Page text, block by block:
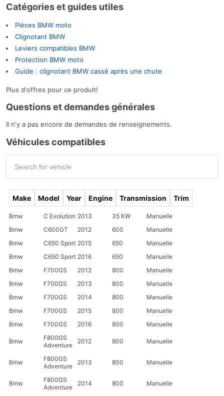
Catégories et guides utiles
Pièces BMW moto
Clignotant BMW
Leviers compatibles BMW
Protection BMW moto
Guide : clignotant BMW cassé après une chute
Plus d'offres pour ce produit!
Questions et demandes générales
Il n'y a pas encore de demandes de renseignements.
Véhicules compatibles
Make Model Year Engine Transmission Trim
Bmw C Evolution 2013 35 KW
Manuelle
Bmw
C600GT 2012 600
Manuelle
Bmw
C650 Sport 2015 650
Manuelle
Bmw
C650 Sport 2016 650
Manuelle
Bmw
F700GS 2012 800
Manuelle
Bmw
F700GS 2013 800
Manuelle
Bmw
F700GS 2014 800
Manuelle
Bmw
F700GS 2015 800
Manuelle
Bmw
F700GS 2016 800 Manuelle
Bmw
F800GS
Adventure
2012 800 Manuelle
Bmw
F800GS
Adventure
2013 800 Manuelle
Bmw
F800GS
Adventure
2014 800 Manuelle